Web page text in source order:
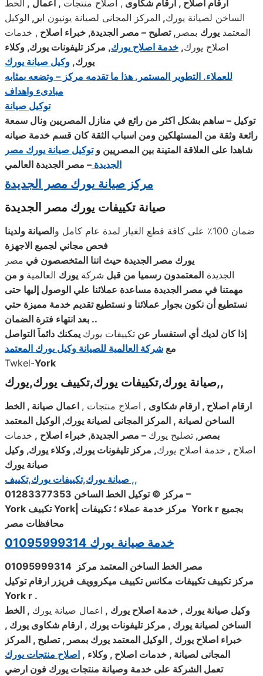
ارقام اصلاح , ارقام شكاوى , اصلاح منتجات , اعمال , الخط
الساخن لصيانة يورك, المركز المجانى لصيانة يونيون اير , الوكيل
المعتمد يورك بمصر ,تصليح – مصر الجديدة, خبراء اصلاح , خدمات
اصلاح يورك, خدمة اصلاح يورك, مركز تليفونات يورك, وكلاء
يورك, وكيل صيانة يورك
للعملاء. التطوير المستمر. هذا ما تقدمه مركز – وتضعه بمثابه
مبادىء واهداف
توكيل صيانة
توكيل – ساهم بشكل اكثر من رائع في منازل المصريين ونال سمعة
رائعة وثقة من المستهلكين ومن اسباب الثقة كان قسم خدمة صيانه
شاهدا على العلاقة المتينة بين المصريين و توكيل صيانة يورك مصر
الجديدة – مصر الجديدة العالمي
مركز صيانة يورك مصر الجديدة
صيانة تكييفات يورك مصر الجديدة
ضمان 100٪ على كافة قطع الغيار لمدة عام كامل وا
لصيانة ولدينا
فحص مجاني لجميع الاجهزة
يورك مصر الجديدة حيث اننا المتخصصون في مصر
الجديدة المعتمدون رسميا من قبل شركة يورك العالمية و من
مهمتنا في مصر الجديدة مساعدة عملائنا علي الوصول إليها حتى
نستطيع أن نكون بجوار عملائنا و نستطيع تقديم خدمة مميزة حتي
بعد انتهاء فترة الضمان ..
إذا كان لديك أي استفسار عن تكييفات يورك يمكنك دائماَ التواصل
مع شركة العالمية للصيانة وكيل يورك المعتمد
Twkel-York
صيانة يورك,تكييفات يورك,تكييف يورك,يورك,,
ارقام اصلاح , ارقام شكاوى , اصلاح منتجات , اعمال صيانة , الخط
الساخن لصيانة , المركز المجانى لصيانة يورك, الوكيل المعتمد
بمصر , تصليح يورك – مصر الجديدة, خبراء اصلاح , خدمات
اصلاح , خدمة اصلاح يورك, مركز تليفونات يورك, وكلاء يورك, وكيل
صيانة يورك
صيانة يورك,تكييفات يورك
,تكييف ,,
مركز © توكيل الخط الساخن 01283377353 –
York تكييف York مركز خدمة عملاء ؛ تكييفات York r بجميع
محافظات مصر
خدمة صيانة يورك
مصر الخط الساخن المعتمد مركز 01095999314
مركز تكييف تكييفات مكانس تكييف ميكروويف فريزر ارقام توكيل
York r .
وكيل صيانة يورك , خدمة اصلاح يورك , اعمال صيانة يورك , الخط
الساخن لصيانة يورك , مركز تليفونات يورك , ارقام شكاوى يورك ,
خبراء اصلاح يورك , الوكيل المعتمد يورك بمصر , تصليح , المركز
المجانى لصيانة , خدمات اصلاح , وكلاء , اصلاح منتجات يورك
تعمل الشركة على خدمة وصيانة منتجات يورك فون ارضي